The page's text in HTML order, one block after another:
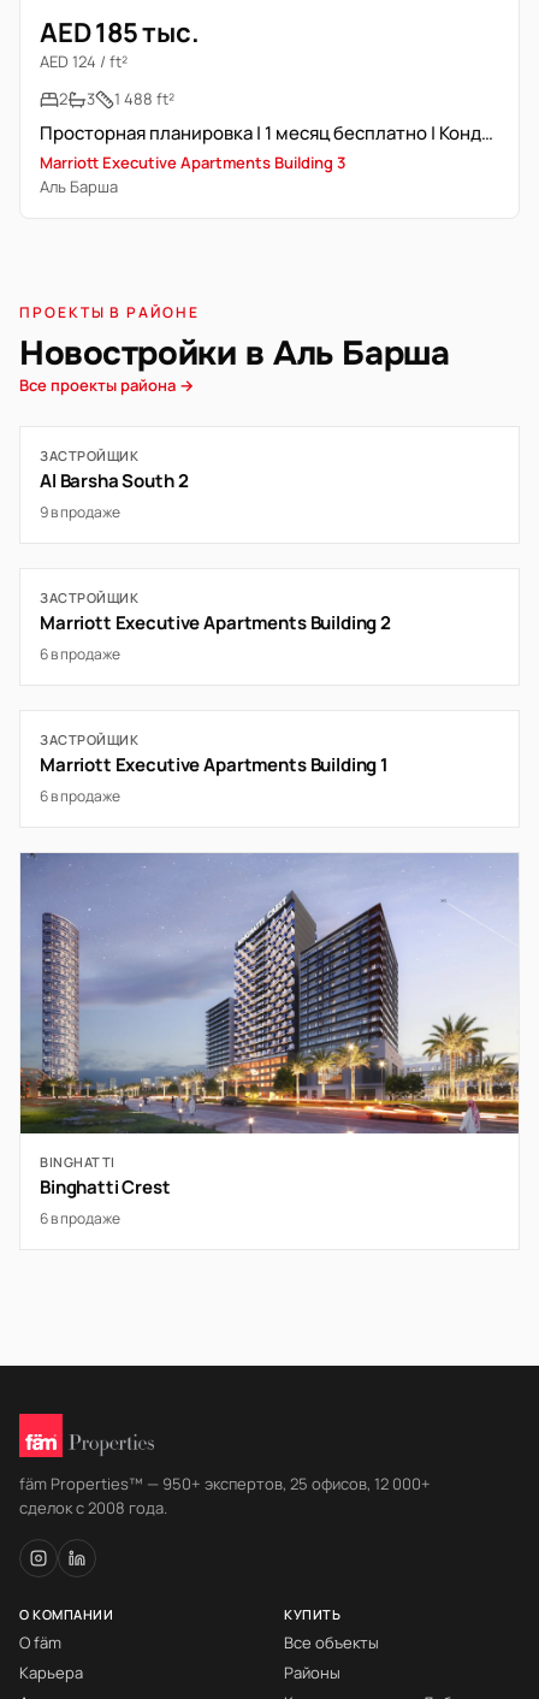
AED 185 тыс.
AED 124 / ft²
2
3 1 488 ft²
Просторная планировка | 1 месяц бесплатно | Кондиционер бесплатно
Marriott Executive Apartments Building 3
Аль Барша
ПРОЕКТЫ В РАЙОНЕ
Новостройки в Аль Барша
Все проекты района →
ЗАСТРОЙЩИК
Al Barsha South 2
9 в продаже
ЗАСТРОЙЩИК
Marriott Executive Apartments Building 2
6 в продаже
ЗАСТРОЙЩИК
Marriott Executive Apartments Building 1
6 в продаже
BINGHATTI
Binghatti Crest
6 в продаже
fäm Properties™ — 950+ экспертов, 25 офисов, 12 000+
сделок с 2008 года.
О КОМПАНИИ
О fäm
Карьера
КУПИТЬ
Все объекты
Районы